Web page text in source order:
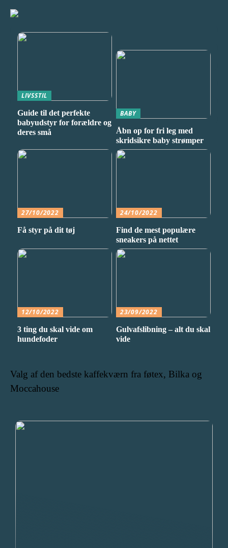
LIVSSTIL
Guide til det perfekte
babyudstyr for forældre og
deres små
BABY
Åbn op for fri leg med
skridsikre baby strømper
27/10/2022
Få styr på dit tøj
24/10/2022
Find de mest populære
sneakers på nettet
12/10/2022
3 ting du skal vide om
hundefoder
23/09/2022
Gulvafslibning – alt du skal
vide
Valg af den bedste kaffekværn fra føtex, Bilka og
Moccahouse